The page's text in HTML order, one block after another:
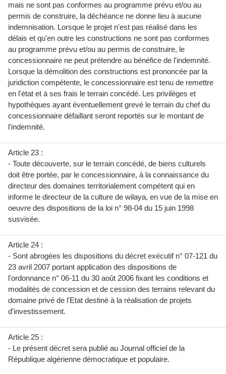
mais ne sont pas conformes au programme prévu et/ou au
permis de construire, la déchéance ne donne lieu à aucune
indemnisation. Lorsque le projet n'est pas réalisé dans les
délais et qu'en outre les constructions ne sont pas conformes
au programme prévu et/ou au permis de construire, le
concessionnaire ne peut prétendre au bénéfice de l'indemnité.
Lorsque la démolition des constructions est prononcée par la
juridiction compétente, le concessionnaire est tenu de remettre
en l'état et à ses frais le terrain concédé. Les privilèges et
hypothèques ayant éventuellement grevé le terrain du chef du
concessionnaire défaillant seront reportés sur le montant de
l'indemnité.
Article 23 :
- Toute découverte, sur le terrain concédé, de biens culturels
doit être portée, par le concessionnaire, à la connaissance du
directeur des domaines territorialement compétent qui en
informe le directeur de la culture de wilaya, en vue de la mise en
oeuvre des dispositions de la loi n° 98-04 du 15 juin 1998
susvisée.
Article 24 :
- Sont abrogées les dispositions du décret exécutif n° 07-121 du
23 avril 2007 portant application des dispositions de
l'ordonnance n° 06-11 du 30 août 2006 fixant les conditions et
modalités de concession et de cession des terrains relevant du
domaine privé de l'Etat destiné à la réalisation de projets
d'investissement.
Article 25 :
- Le présent décret sera publié au Journal officiel de la
République algérienne démocratique et populaire.